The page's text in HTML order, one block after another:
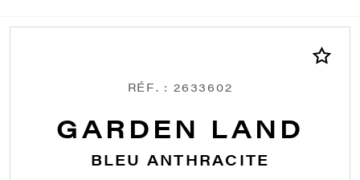
RÉF. : 2633602
GARDEN LAND
BLEU ANTHRACITE